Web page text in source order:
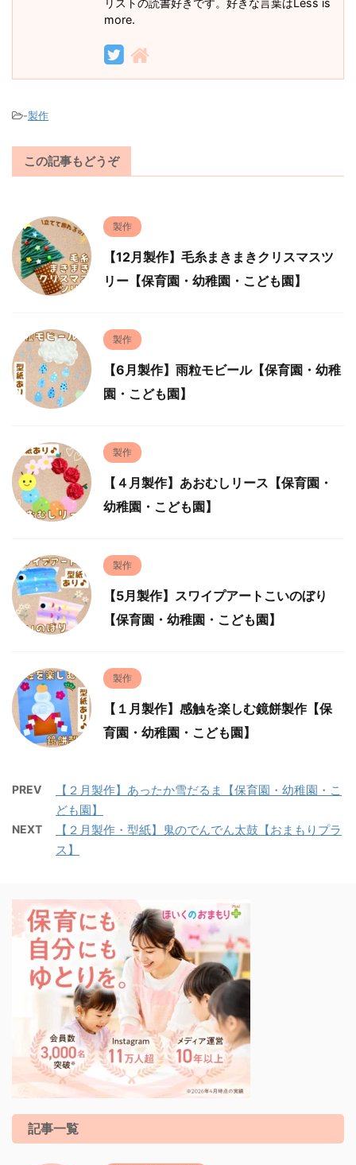
リストの読書好きです。好きな言葉はLess is
more.
-製作
この記事もどうぞ
製作
【12月製作】毛糸まきまきクリスマスツ
リー【保育園・幼稚園・こども園】
製作
【6月製作】雨粒モビール【保育園・幼稚
園・こども園】
製作
【４月製作】あおむしリース【保育園・
幼稚園・こども園】
製作
【5月製作】スワイプアートこいのぼり
【保育園・幼稚園・こども園】
製作
【１月製作】感触を楽しむ鏡餅製作【保
育園・幼稚園・こども園】
PREV
【２月製作】あったか雪だるま【保育園・幼稚園・こ
ども園】
NEXT
【２月製作・型紙】鬼のでんでん太鼓【おまもりプラ
ス】
記事一覧